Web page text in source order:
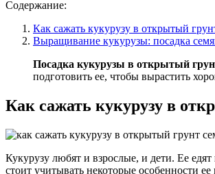
Содержание:
Как сажать кукурузу в открытый
Выращивание кукурузы: посадка
Посадка кукурузы в открытый
подготовить ее, чтобы вырастить
Как сажать кукурузу в
Кукурузу любят и взрослые, и дети. Ее
стоит учитывать некоторые особенности ее